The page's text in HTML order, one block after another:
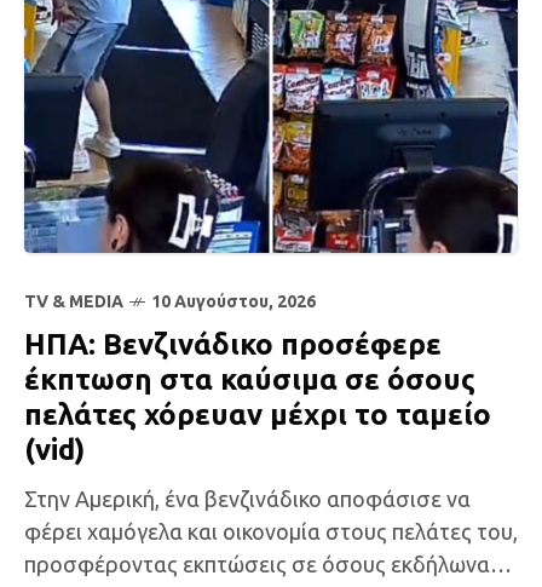
TV & MEDIA 10 Αυγούστου, 2026
ΗΠΑ: Βενζινάδικο προσέφερε
έκπτωση στα καύσιμα σε όσους
πελάτες χόρευαν μέχρι το ταμείο
(vid)
Στην Αμερική, ένα βενζινάδικο αποφάσισε να
φέρει χαμόγελα και οικονομία στους πελάτες του,
προσφέροντας εκπτώσεις σε όσους εκδήλωναν